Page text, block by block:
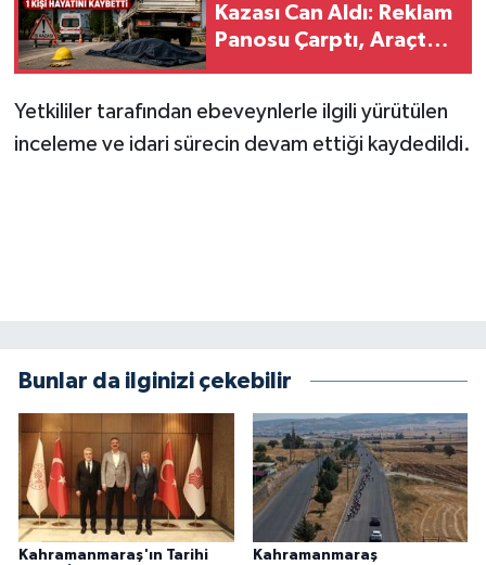
Kazası Can Aldı: Reklam
Panosu Çarptı, Araçtan
Yetkililer tarafından ebeveynlerle ilgili yürütülen
inceleme ve idari sürecin devam ettiği kaydedildi.
Bunlar da ilginizi çekebilir
Kahramanmaraş'ın Tarihi
Kahramanmaraş
MİZAH
Genel
ASAYİŞ
SEÇİM 2015
ÇEVRE